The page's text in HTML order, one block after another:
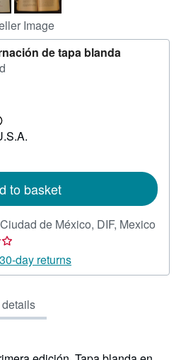
Image
de tapa blanda
to basket
Ciudad de México, DIF, Mexico
day returns